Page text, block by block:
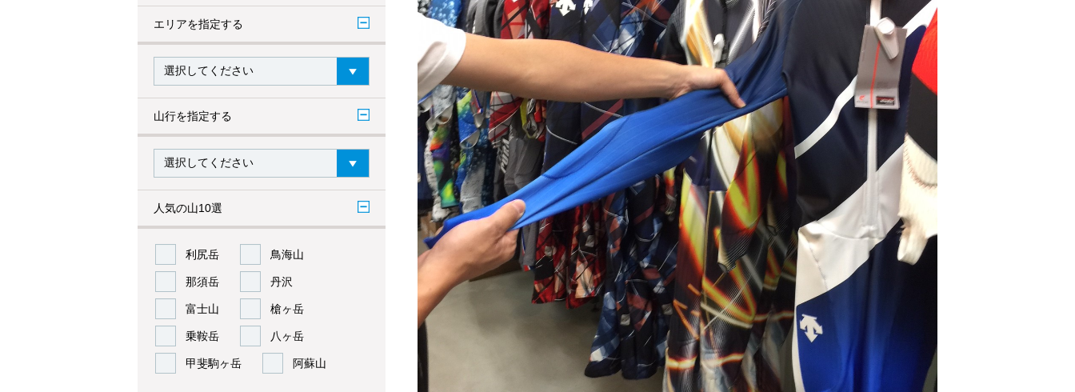
エリアを指定する
山行を指定する
人気の山10選
利尻岳 鳥海山
那須岳 丹沢
富士山 槍ヶ岳
乗鞍岳 八ヶ岳
甲斐駒ヶ岳 阿蘇山